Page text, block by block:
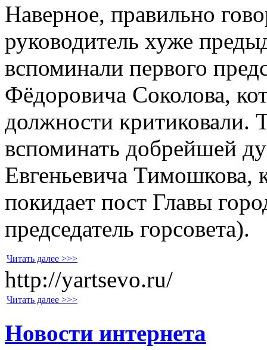
Наверное, правильно
руководитель хуже
вспоминали первого
Фёдоровича Соколова,
должности критиковали.
вспоминать добрейшей
Евгеньевича Тимошкова,
покидает пост Главы
председатель горсовета).
Читать далее >>>
http://yartsevo.ru/
Читать далее >>>
Новости интернета